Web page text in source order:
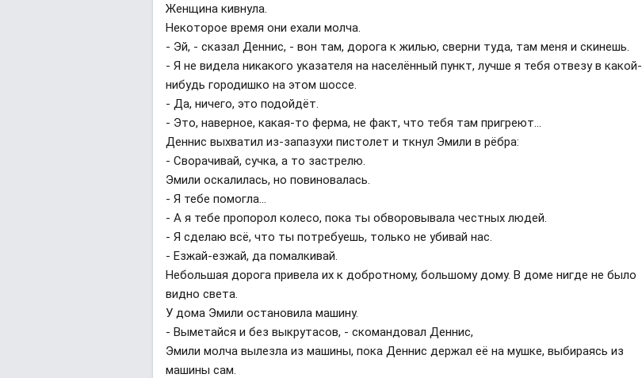
Женщина кивнула.
Некоторое время они ехали молча.
- Эй, - сказал Деннис, - вон там, дорога к жилью, сверни туда, там меня и скинешь.
- Я не видела никакого указателя на населённый пункт, лучше я тебя отвезу в какой-
нибудь городишко на этом шоссе.
- Да, ничего, это подойдёт.
- Это, наверное, какая-то ферма, не факт, что тебя там пригреют...
Деннис выхватил из-запазухи пистолет и ткнул Эмили в рёбра:
- Сворачивай, сучка, а то застрелю.
Эмили оскалилась, но повиновалась.
- Я тебе помогла...
- А я тебе пропорол колесо, пока ты обворовывала честных людей.
- Я сделаю всё, что ты потребуешь, только не убивай нас.
- Езжай-езжай, да помалкивай.
Небольшая дорога привела их к добротному, большому дому. В доме нигде не было
видно света.
У дома Эмили остановила машину.
- Выметайся и без выкрутасов, - скомандовал Деннис,
Эмили молча вылезла из машины, пока Деннис держал её на мушке, выбираясь из
машины сам.